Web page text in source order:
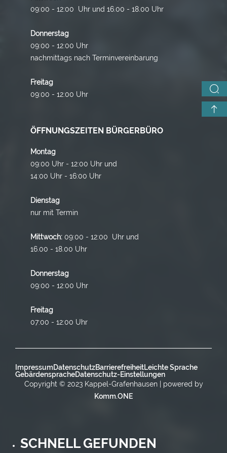
09:00 - 12:00 Uhr und 16.00 - 18.00 Uhr
Donnerstag
09:00 - 12:00 Uhr
nachmittags nach Terminvereinbarung
Freitag
09:00 - 12:00 Uhr
ÖFFNUNGSZEITEN BÜRGERBÜRO
Montag
09:00 Uhr - 12:00 Uhr und
14:00 Uhr - 16:00 Uhr
Dienstag
nur mit Termin
Mittwoch: 09:00 - 12:00 Uhr und
16.00 - 18.00 Uhr
Donnerstag
09:00 - 12:00 Uhr
Freitag
07:00 - 12:00 Uhr
ImpressumDatenschutzBarrierefreiheitLeichte Sprache
GebärdenspracheDatenschutz-Einstellungen
Copyright © 2023 Kappel-Grafenhausen | powered by
Komm.ONE
SCHNELL GEFUNDEN